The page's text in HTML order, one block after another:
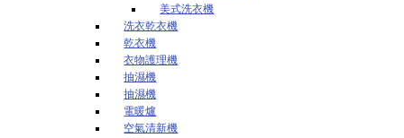
美式洗衣機
洗衣乾衣機
乾衣機
衣物護理機
抽濕機
抽濕機
電暖爐
空氣清新機